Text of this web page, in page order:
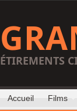
ÉTIREMENTS
Accueil Films